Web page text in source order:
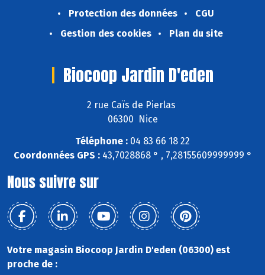
Protection des données
CGU
Gestion des cookies
Plan du site
Biocoop Jardin D'eden
2 rue Caïs de Pierlas
06300 Nice
Téléphone : 04 83 66 18 22
Coordonnées GPS :43,7028868 ° , 7,28155609999999 °
Nous suivre sur
Votre magasin Biocoop Jardin D'eden (06300) est
proche de :